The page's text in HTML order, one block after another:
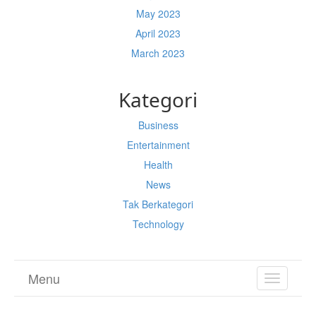
May 2023
April 2023
March 2023
Kategori
Business
Entertainment
Health
News
Tak Berkategori
Technology
TOGGLE
Menu